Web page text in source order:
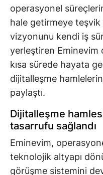
operasyonel
hale getirmeye
vizyonunu kendi iş
yerleştiren Eminevim
kısa sürede hayata
dijitalleşme
paylaştı.
Dijitalleşme
tasarrufu sağlandı
Eminevim,
teknolojik altyapı
görüşme sistemini